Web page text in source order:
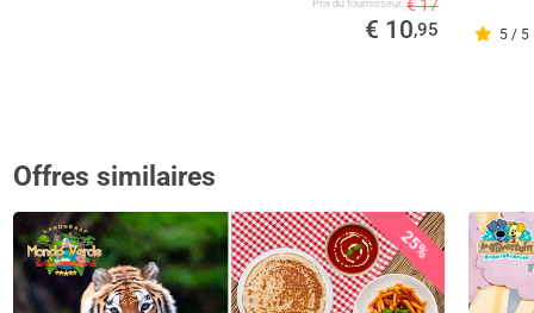
Prix ​​du fournisseur € 17
€ 10,95 5 / 5
Offres similaires
25%